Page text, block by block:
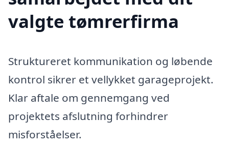
valgte tømrerfirma
Struktureret kommunikation og løbende
kontrol sikrer et vellykket garageprojekt.
Klar aftale om gennemgang ved
projektets afslutning forhindrer
misforståelser.